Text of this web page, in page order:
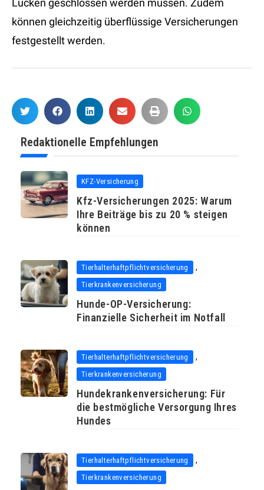
Lücken geschlossen werden müssen. Zudem
können gleichzeitig überflüssige Versicherungen
festgestellt werden.
Redaktionelle Empfehlungen
KFZ-Versicherung
Kfz-Versicherungen 2025: Warum
Ihre Beiträge bis zu 20 % steigen
können
Tierhalterhaftpflichtversicherung ,
Tierkrankenversicherung
Hunde-OP-Versicherung:
Finanzielle Sicherheit im Notfall
Tierhalterhaftpflichtversicherung ,
Tierkrankenversicherung
Hundekrankenversicherung: Für
die bestmögliche Versorgung Ihres
Hundes
Tierhalterhaftpflichtversicherung ,
Tierkrankenversicherung